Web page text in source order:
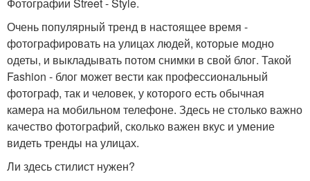
Очень популярный тренд в настоящее время -
фотографировать на улицах людей, которые модно
одеты, и выкладывать потом снимки в свой блог. Такой
Fashion - блог может вести как профессиональный
фотограф, так и человек, у которого есть обычная
камера на мобильном телефоне. Здесь не столько важно
качество фотографий, сколько важен вкус и умение
видеть тренды на улицах.
Ли здесь стилист нужен?